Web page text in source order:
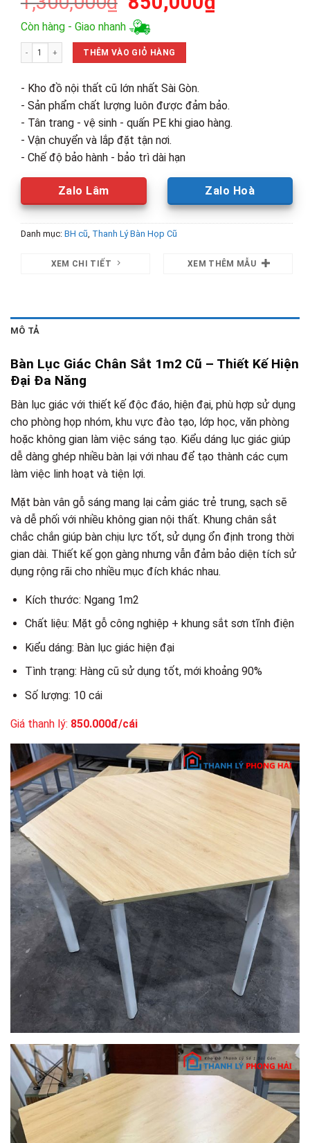
gốc
là:
1,300,000₫.
Còn hàng - Giao nhanh
Bàn Lục Giác Chân Sắt 1m2 Cũ số lượng
THÊM VÀO GIỎ HÀNG
- Kho đồ nội thất cũ lớn nhất Sài Gòn.
- Sản phẩm chất lượng luôn được đảm bảo.
- Tân trang - vệ sinh - quấn PE khi giao hàng.
- Vận chuyển và lắp đặt tận nơi.
- Chế độ bảo hành - bảo trì dài hạn
Zalo Lâm Zalo Hoà
Danh mục: BH cũ, Thanh Lý Bàn Họp Cũ
XEM CHI TIẾT XEM THÊM MẪU
MÔ TẢ
Bàn Lục Giác Chân Sắt 1m2 Cũ – Thiết Kế Hiện
Đại Đa Năng
Bàn lục giác với thiết kế độc đáo, hiện đại, phù hợp sử dụng
cho phòng họp nhóm, khu vực đào tạo, lớp học, văn phòng
hoặc không gian làm việc sáng tạo. Kiểu dáng lục giác giúp
dễ dàng ghép nhiều bàn lại với nhau để tạo thành các cụm
làm việc linh hoạt và tiện lợi.
Mặt bàn vân gỗ sáng mang lại cảm giác trẻ trung, sạch sẽ
và dễ phối với nhiều không gian nội thất. Khung chân sắt
chắc chắn giúp bàn chịu lực tốt, sử dụng ổn định trong thời
gian dài. Thiết kế gọn gàng nhưng vẫn đảm bảo diện tích sử
dụng rộng rãi cho nhiều mục đích khác nhau.
Kích thước: Ngang 1m2
Chất liệu: Mặt gỗ công nghiệp + khung sắt sơn tĩnh điện
Kiểu dáng: Bàn lục giác hiện đại
Tình trạng: Hàng cũ sử dụng tốt, mới khoảng 90%
Số lượng: 10 cái
Giá thanh lý: 850.000đ/cái